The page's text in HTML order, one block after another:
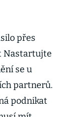
přes
Nastartujte
se u
partnerů.
podnikat